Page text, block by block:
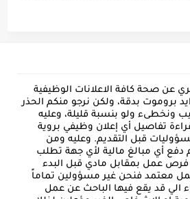
عن صحة كافة الاعلانات الوظيفية
بروموت بدقة، ولكن نرجو منكم الحذر
ونخطىء ولو بنسبة قليلة، وعليه
تفاصيل أي إعلان وظيفي بروية
قبل التقديم. وعليه ومن
دفع أي مبالغ مالية لأي جهة تطلب
عمل بمقابل مادي قبل البدء
معتمد فنحن غير مسؤولين تماماً
الي قد يقع فيها الباحث عن عمل